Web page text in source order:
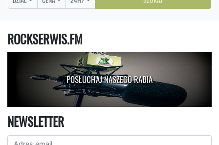
ROCKSERWIS.FM
POSŁUCHAJ NASZEGO RADIA
NEWSLETTER